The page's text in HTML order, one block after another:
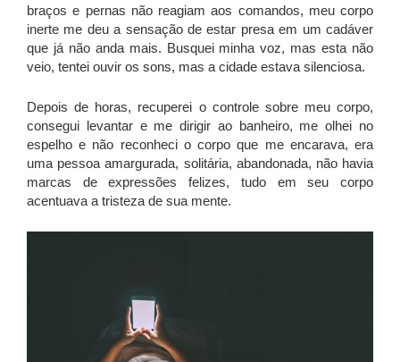
braços e pernas não reagiam aos comandos, meu corpo
inerte me deu a sensação de estar presa em um cadáver
que já não anda mais. Busquei minha voz, mas esta não
veio, tentei ouvir os sons, mas a cidade estava silenciosa.
Depois de horas, recuperei o controle sobre meu corpo,
consegui levantar e me dirigir ao banheiro, me olhei no
espelho e não reconheci o corpo que me encarava, era
uma pessoa amargurada, solitária, abandonada, não havia
marcas de expressões felizes, tudo em seu corpo
acentuava a tristeza de sua mente.